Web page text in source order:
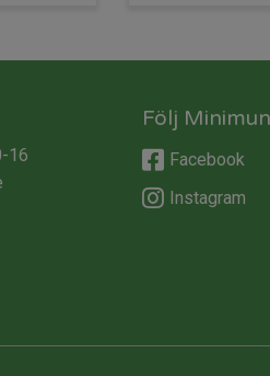
16
Följ
Facebook
Instagram